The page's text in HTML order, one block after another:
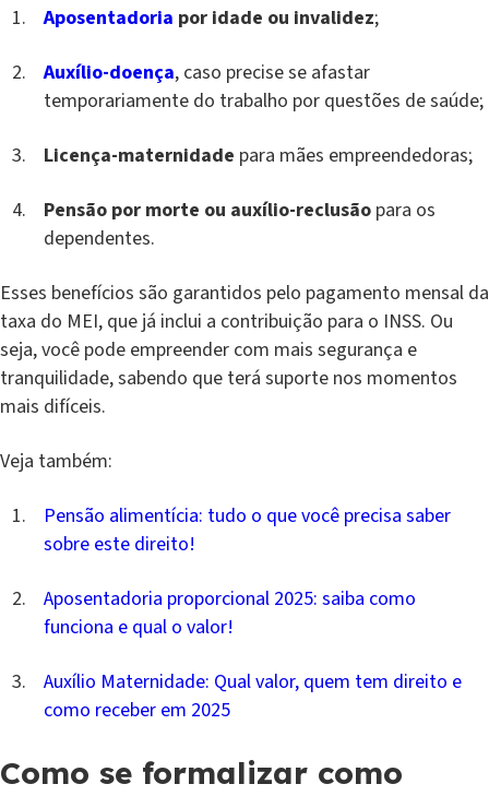
Aposentadoria por idade ou invalidez;
Auxílio-doença, caso precise se afastar
temporariamente do trabalho por questões de saúde;
Licença-maternidade para mães empreendedoras;
Pensão por morte ou auxílio-reclusão para os
dependentes.
Esses benefícios são garantidos pelo pagamento mensal da
taxa do MEI, que já inclui a contribuição para o INSS. Ou
seja, você pode empreender com mais segurança e
tranquilidade, sabendo que terá suporte nos momentos
mais difíceis.
Veja também:
Pensão alimentícia: tudo o que você precisa saber
sobre este direito!
Aposentadoria proporcional 2025: saiba como
funciona e qual o valor!
Auxílio Maternidade: Qual valor, quem tem direito e
como receber em 2025
Como se formalizar como